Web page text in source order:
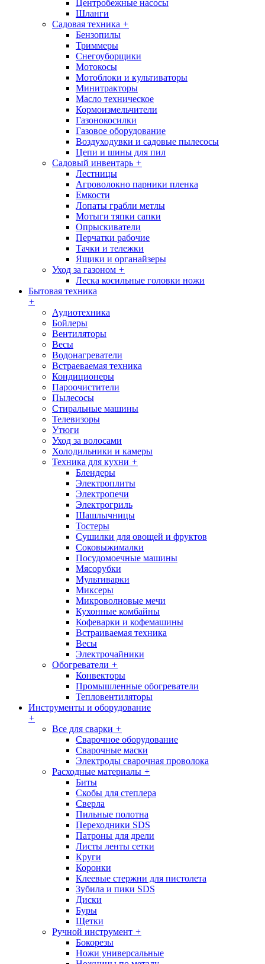
Центробежные насосы
Шланги
Садовая техника +
Бензопилы
Триммеры
Снегоуборщики
Мотокосы
Мотоблоки и культиваторы
Минитракторы
Масло техническое
Кормоизмельчители
Газонокосилки
Газовое оборудование
Воздуходувки и садовые пылесосы
Цепи и шины для пил
Садовый инвентарь +
Лестницы
Агроволокно парники пленка
Емкости
Лопаты грабли метлы
Мотыги тяпки сапки
Опрыскиватели
Перчатки рабочие
Тачки и тележки
Ящики и органайзеры
Уход за газоном +
Леска косильные головки ножи
Бытовая техника
+
Аудиотехника
Бойлеры
Вентиляторы
Весы
Водонагреватели
Встраеваемая техника
Кондиционеры
Пароочистители
Пылесосы
Стиральные машины
Телевизоры
Утюги
Уход за волосами
Холодильники и камеры
Техника для кухни +
Блендеры
Электроплиты
Электропечи
Электрогриль
Шашлычницы
Тостеры
Сушилки для овощей и фруктов
Соковыжималки
Посудомоечные машины
Мясорубки
Мультиварки
Миксеры
Микроволновые мечи
Кухонные комбайны
Кофеварки и кофемашины
Встраиваемая техника
Весы
Электрочайники
Обогреватели +
Конвекторы
Промышленные обогреватели
Тепловентиляторы
Инструменты и оборудование
+
Все для сварки +
Сварочное оборудование
Сварочные маски
Электроды сварочная проволока
Расходные материалы +
Биты
Скобы для степлера
Сверла
Пильные полотна
Переходники SDS
Патроны для дрели
Листы ленты сетки
Круги
Коронки
Клеевые стержни для пистолета
Зубила и пики SDS
Диски
Буры
Щетки
Ручной инструмент +
Бокорезы
Ножи универсальные